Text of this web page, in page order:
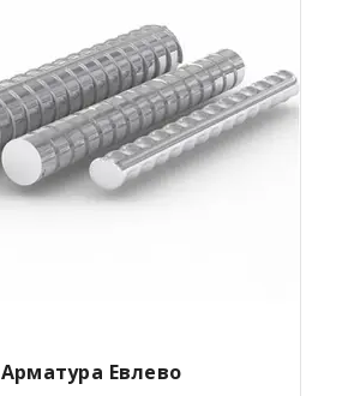
Арматура Евлево